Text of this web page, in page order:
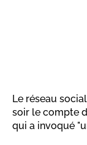
Le réseau
soir le compte
qui a invoqué